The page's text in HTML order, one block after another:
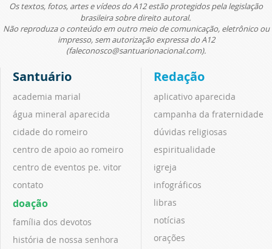
Os textos, fotos, artes e vídeos do A12 estão protegidos pela legislação
brasileira sobre direito autoral.
Não reproduza o conteúdo em outro meio de comunicação, eletrônico ou
impresso, sem autorização expressa do A12
(faleconosco@santuarionacional.com).
Santuário
academia marial
água mineral aparecida
cidade do romeiro
centro de apoio ao romeiro
centro de eventos pe. vitor
contato
doação
família dos devotos
história de nossa senhora
Redação
aplicativo aparecida
campanha da fraternidade
dúvidas religiosas
espiritualidade
igreja
infográficos
libras
notícias
orações